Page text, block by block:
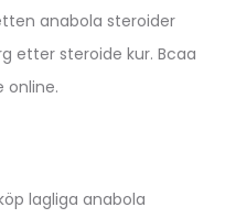
anabola steroider
etter steroide kur. Bcaa
online.
lagliga anabola